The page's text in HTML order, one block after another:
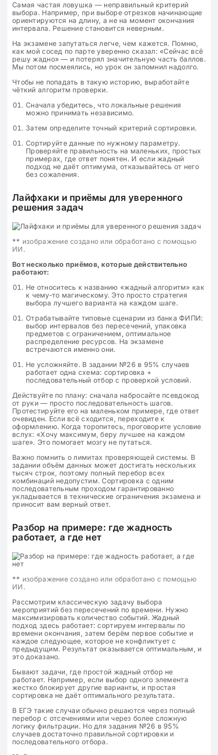
Самая частая ловушка — неправильный критерий
выбора. Например, при выборе отрезков начинающие
ориентируются на длину, а не на момент окончания
интервала. Решение становится неверным.
На экзамене запутаться легче, чем кажется. Помню,
как мой сосед по парте уверенно сказал: «Сейчас всё
решу жадно» — и потерял значительную часть баллов.
Мы потом посмеялись, но урок он запомнил надолго.
Чтобы не попадать в такую историю, выработайте
чёткий алгоритм проверки.
Сначала убедитесь, что локальные решения
можно принимать независимо.
Затем определите точный критерий сортировки.
Сортируйте данные по нужному параметру.
Проверяйте правильность на маленьких, простых
примерах, где ответ понятен. И если жадный
подход не даёт оптимума, отказывайтесь от него
без сожаления.
Лайфхаки и приёмы для уверенного
решения задач
** изображение создано или обработано с помощью
ИИ.
Вот несколько приёмов, которые действительно
работают:
Не относитесь к названию «жадный алгоритм» как
к чему-то магическому. Это просто стратегия
выбора лучшего варианта на каждом шаге.
Отрабатывайте типовые сценарии из банка ФИПИ:
выбор интервалов без пересечений, упаковка
предметов с ограничением, оптимальное
распределение ресурсов. На экзамене
встречаются именно они.
Не усложняйте. В задании №26 в 95% случаев
работает одна схема: сортировка +
последовательный отбор с проверкой условий.
Действуйте по плану: сначала набросайте псевдокод
от руки — просто последовательность шагов.
Протестируйте его на маленьком примере, где ответ
очевиден. Если всё сходится, переходите к
оформлению. Когда торопитесь, проговорите условие
вслух: «Хочу максимум, беру лучшее на каждом
шаге». Это помогает мозгу не путаться.
Важно помнить о лимитах проверяющей системы. В
задании объём данных может достигать нескольких
тысяч строк, поэтому полный перебор всех
комбинаций недопустим. Сортировка с одним
последовательным проходом гарантированно
укладывается в технические ограничения экзамена и
приносит вам верный ответ.
Разбор на примере: где жадность
работает, а где нет
** изображение создано или обработано с помощью
ИИ.
Рассмотрим классическую задачу выбора
мероприятий без пересечений по времени. Нужно
максимизировать количество событий. Жадный
подход здесь работает: сортируем интервалы по
времени окончания, затем берём первое событие и
каждое следующее, которое не конфликтует с
предыдущим. Результат оказывается оптимальным, и
это доказано.
Бывают задачи, где простой жадный отбор не
работает. Например, если выбор одного элемента
жестко блокирует другие варианты, и простая
сортировка не даёт оптимального результата.
В ЕГЭ такие случаи обычно решаются через полный
перебор с отсечениями или через более сложную
логику фильтрации. Но для задания №26 в 95%
случаев достаточно правильной сортировки и
последовательного отбора.